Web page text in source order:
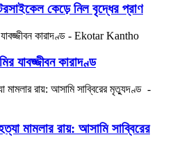
কেড়ে নিল বৃদ্ধের প্রাণ
যাবজ্জীবন কারাদণ্ড
মামলার রায়: আসামি সাব্বিরের